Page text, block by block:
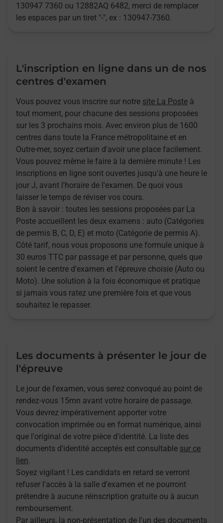
130947 7360 ou 12882AQ 6482, merci de remplacer
les espaces par un tiret "-", ex : 130947-7360.
L'inscription en ligne dans un de nos
centres d'examen
Vous pouvez vous inscrire sur notre site La Poste à
tout moment, pour chacune des sessions proposées
sur les 3 prochains mois. Avec environ plus de 1600
centres dans toute la France métropolitaine et en
Outre-mer, soyez certain d'avoir une place facilement.
Vous pouvez même le faire à la dernière minute ! Les
inscriptions en ligne sont ouvertes jusqu'à une heure le
jour J, avant l'horaire de l'examen. De quoi vous
laisser le temps de réviser vos cours.
Bon à savoir : toutes les sessions proposées par La
Poste accueillent les deux examens : auto (Catégories
de permis B, C, D, E) et moto (Catégorie de permis A).
Côté tarif, nous vous proposons une formule unique à
30 euros TTC par passage et par personne, quels que
soient le centre d'examen et l'épreuve choisie (Auto ou
Moto). Une solution à la fois économique et pratique
si jamais vous ratez une première fois et que vous
souhaitez le repasser.
Les documents à présenter le jour de
l'épreuve
Le jour de l'examen, vous serez convoqué au point de
rendez-vous 15mn avant votre horaire de passage.
Vous devrez impérativement apporter votre
convocation imprimée ou en format numérique, ainsi
que l'original de votre pièce d'identité. La liste des
documents d'identité acceptés est consultable sur ce
lien.
Soyez vigilant ! Les candidats en retard se verront
refuser l'accès à la salle d'examen et ne pourront
prétendre à aucune réinscription gratuite ou à aucun
remboursement.
Par ailleurs, la non-présentation de l'un des documents